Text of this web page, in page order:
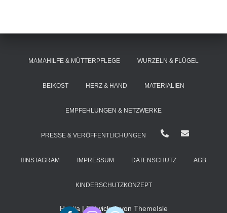
MAMAHILFE & MÜTTERPFLEGE WURZELN & FLÜGEL
BEIKOST HERZ & HAND MATERIALIEN
EMPFEHLUNGEN & NETZWERKE
PRESSE & VERÖFFENTLICHUNGEN
INSTAGRAM IMPRESSUM DATENSCHUTZ AGB
KINDERSCHUTZKONZEPT
Hestia | Entwickelt von ThemeIsle